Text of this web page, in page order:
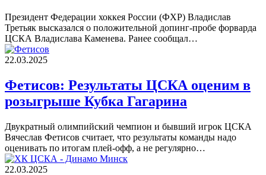
Президент Федерации хоккея России (ФХР) Владислав
Третьяк высказался о положительной допинг-пробе форварда
ЦСКА Владислава Каменева. Ранее сообщал…
22.03.2025
Фетисов: Результаты ЦСКА оценим в
розыгрыше Кубка Гагарина
Двукратный олимпийский чемпион и бывший игрок ЦСКА
Вячеслав Фетисов считает, что результаты команды надо
оценивать по итогам плей‑офф, а не регулярно…
22.03.2025